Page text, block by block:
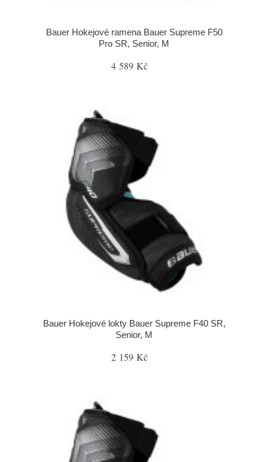
Bauer Hokejové ramena Bauer Supreme F50
Pro SR, Senior, M
4 589 Kč
Bauer Hokejové lokty Bauer Supreme F40 SR,
Senior, M
2 159 Kč